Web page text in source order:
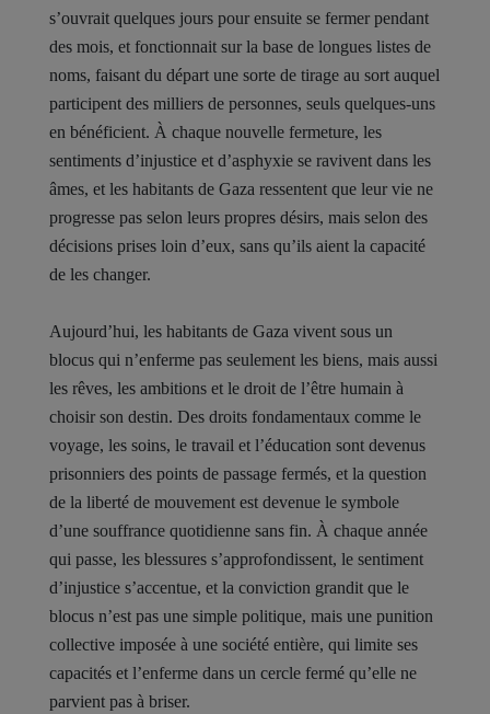
s’ouvrait quelques jours pour ensuite se fermer pendant
des mois, et fonctionnait sur la base de longues listes de
noms, faisant du départ une sorte de tirage au sort auquel
participent des milliers de personnes, seuls quelques-uns
en bénéficient. À chaque nouvelle fermeture, les
sentiments d’injustice et d’asphyxie se ravivent dans les
âmes, et les habitants de Gaza ressentent que leur vie ne
progresse pas selon leurs propres désirs, mais selon des
décisions prises loin d’eux, sans qu’ils aient la capacité
de les changer.
Aujourd’hui, les habitants de Gaza vivent sous un
blocus qui n’enferme pas seulement les biens, mais aussi
les rêves, les ambitions et le droit de l’être humain à
choisir son destin. Des droits fondamentaux comme le
voyage, les soins, le travail et l’éducation sont devenus
prisonniers des points de passage fermés, et la question
de la liberté de mouvement est devenue le symbole
d’une souffrance quotidienne sans fin. À chaque année
qui passe, les blessures s’approfondissent, le sentiment
d’injustice s’accentue, et la conviction grandit que le
blocus n’est pas une simple politique, mais une punition
collective imposée à une société entière, qui limite ses
capacités et l’enferme dans un cercle fermé qu’elle ne
parvient pas à briser.